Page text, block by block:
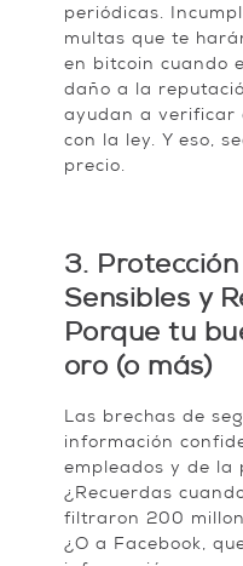
periódicas.
multas que te
en bitcoin cuando
daño a la
ayudan a verificar
con la ley. Y eso,
precio.
3.
Sensibles y
Porque tu
oro (o más)
Las brechas de
información
empleados y de la
¿Recuerdas
filtraron 200
¿O a Facebook,